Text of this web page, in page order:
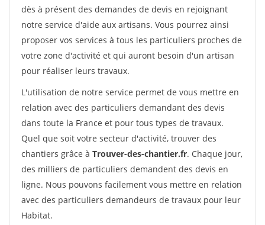
dès à présent des demandes de devis en rejoignant
notre service d'aide aux artisans. Vous pourrez ainsi
proposer vos services à tous les particuliers proches de
votre zone d'activité et qui auront besoin d'un artisan
pour réaliser leurs travaux.
L'utilisation de notre service permet de vous mettre en
relation avec des particuliers demandant des devis
dans toute la France et pour tous types de travaux.
Quel que soit votre secteur d'activité, trouver des
chantiers grâce à Trouver-des-chantier.fr. Chaque jour,
des milliers de particuliers demandent des devis en
ligne. Nous pouvons facilement vous mettre en relation
avec des particuliers demandeurs de travaux pour leur
Habitat.